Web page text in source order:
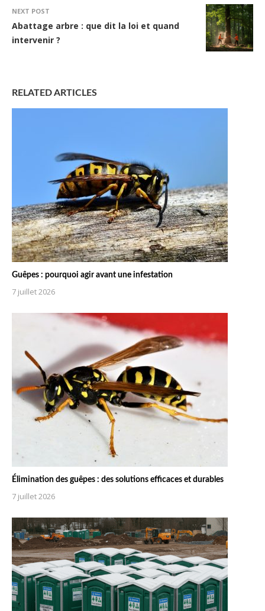
NEXT POST
Abattage arbre : que dit la loi et quand
intervenir ?
RELATED ARTICLES
Guêpes : pourquoi agir avant une infestation
7 juillet 2026
Élimination des guêpes : des solutions efficaces et durables
7 juillet 2026